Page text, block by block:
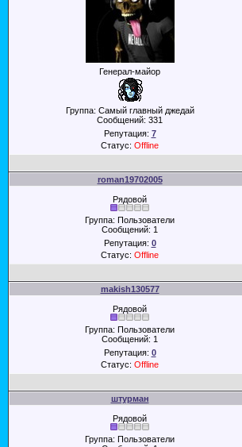
Генерал-майор
Группа: Самый главный джедай
Сообщений: 331
Репутация: 7
Статус: Offline
roman19702005
Рядовой
Группа: Пользователи
Сообщений: 1
Репутация: 0
Статус: Offline
makish130577
Рядовой
Группа: Пользователи
Сообщений: 1
Репутация: 0
Статус: Offline
штурман
Рядовой
Группа: Пользователи